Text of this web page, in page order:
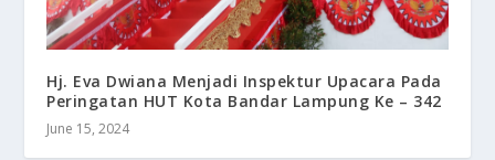
Hj. Eva Dwiana Menjadi Inspektur Upacara Pada
Peringatan HUT Kota Bandar Lampung Ke – 342
June 15, 2024